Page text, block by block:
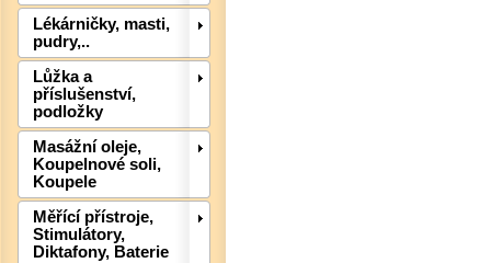
Lékárničky, masti,
pudry,..
Lůžka a
příslušenství,
podložky
Masážní oleje,
Koupelnové soli,
Koupele
Měřící přístroje,
Stimulátory,
Diktafony, Baterie